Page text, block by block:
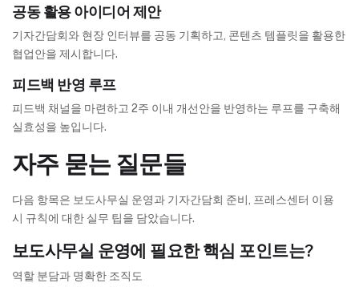
공동 활용 아이디어 제안
기자간담회와 현장 인터뷰를 공동 기획하고, 콘텐츠 템플릿을 활용한
협업안을 제시합니다.
피드백 반영 루프
피드백 채널을 마련하고 2주 이내 개선안을 반영하는 루프를 구축해
실효성을 높입니다.
자주 묻는 질문들
다음 항목은 보도사무실 운영과 기자간담회 준비, 프레스센터 이용
시 규칙에 대한 실무 팁을 담았습니다.
보도사무실 운영에 필요한 핵심 포인트는?
역할 분담과 명확한 조직도